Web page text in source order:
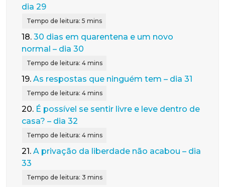
dia 29
18. 30 dias em quarentena e um novo
normal – dia 30
19. As respostas que ninguém tem – dia 31
20. É possível se sentir livre e leve dentro de
casa? – dia 32
21. A privação da liberdade não acabou – dia
33